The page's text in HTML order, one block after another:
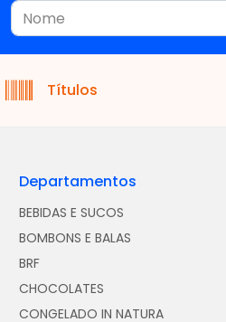
Títulos
Departamentos
BEBIDAS E SUCOS
BOMBONS E BALAS
BRF
CHOCOLATES
CONGELADO IN NATURA